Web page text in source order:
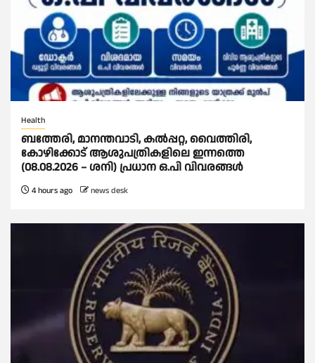
Health
ബത്തേരി, മാനന്തവാടി, കൽപ്പറ്റ, വൈത്തിരി,
കോഴിക്കോട് ആശുപത്രികളിലെ ഇന്നത്തെ
(08.08.2026 – ശനി) പ്രധാന ഒ.പി വിവരങ്ങൾ
4 hours ago news desk